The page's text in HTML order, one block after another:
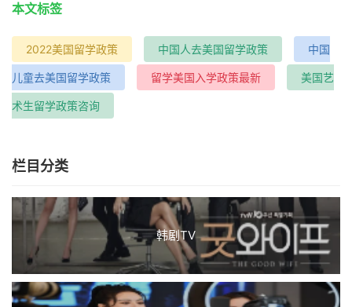
本文标签
2022美国留学政策 中国人去美国留学政策 中国
儿童去美国留学政策 留学美国入学政策最新 美国艺
术生留学政策咨询
栏目分类
韩剧TV